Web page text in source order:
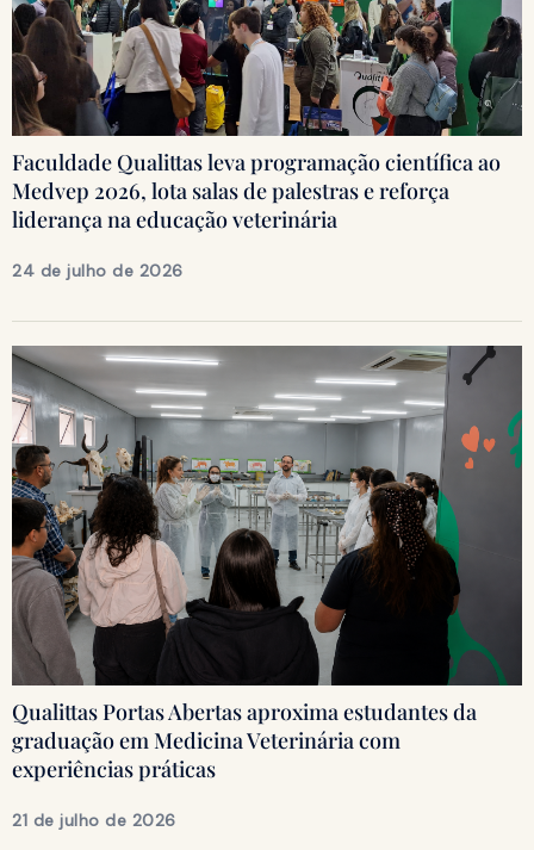
Faculdade Qualittas leva programação científica ao
Medvep 2026, lota salas de palestras e reforça
liderança na educação veterinária
24 de julho de 2026
Qualittas Portas Abertas aproxima estudantes da
graduação em Medicina Veterinária com
experiências práticas
21 de julho de 2026